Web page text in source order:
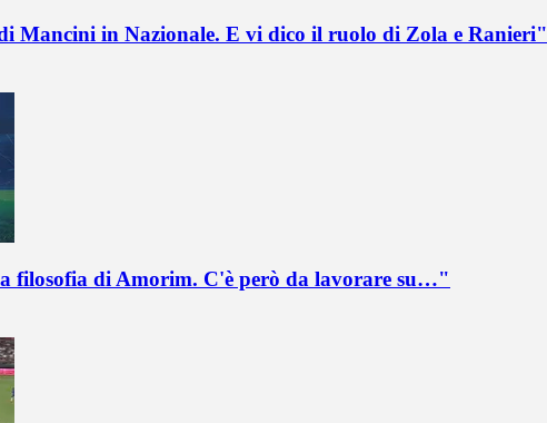
Mancini in Nazionale. E vi dico il ruolo di Zola e Ranieri"
filosofia di Amorim. C'è però da lavorare su…"